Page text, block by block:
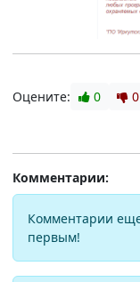
Оцените: 0 0
Комментарии:
Комментарии
первым!